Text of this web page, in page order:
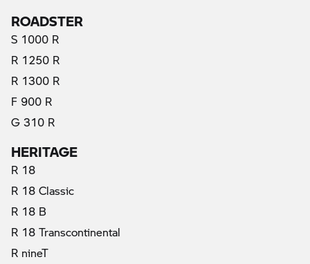
ROADSTER
S 1000 R
R 1250 R
R 1300 R
F 900 R
G 310 R
HERITAGE
R 18
R 18 Classic
R 18 B
R 18 Transcontinental
R nineT